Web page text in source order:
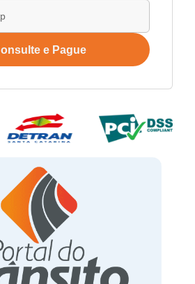
e Pague